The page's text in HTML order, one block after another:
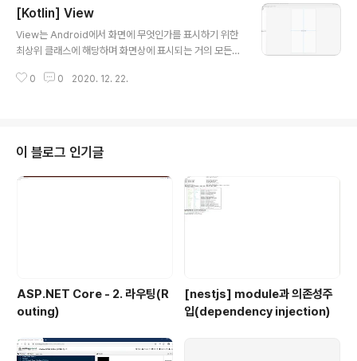
을 관리하기에 용이하므로 만들 것을 권장합니다. Androi
d Studio에서 app -> res -> values 폴더에서 마우스
오른쪽 버튼을 눌러 Value Resource File을 선택합니
예제에서는 my_widget_attr이라고 하였습니다. 파일이
[Kotlin] View
View는 Android에서 화면에 무엇인가를 표시하기 위한
최상위 클래스에 해당하며 화면상에 표시되는 거의 모든
extView위젯이 하나 올라가 있는데 이 화면의 XML구성
게 됩니다. XML상으로는 layout_width나 text처럼 여러
가지 속성들이 존재하는데 이러한 속성들도 클래스로 만들
어질 때 생성자의 매개변수로 전달되고 최종적으로 View
클래스로부터 상속된 TextView클래스가 만들어지는 것
입니다. TextView를 보면 text속성에 'Hello World!..
0 0 2020. 12. 22.
이 블로그 인기글
ASP.NET Core - 2. 라우팅(R
outing)
[nestjs] module과 의존성주
입(dependency injection)